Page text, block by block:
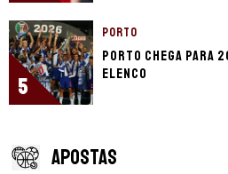
5
PORTO
Porto chega para
elenco
APOSTAS